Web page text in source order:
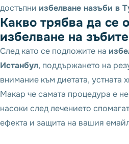
достъпни избелване назъби в
Какво трябва да се о
избелване на зъбите
След като се подложите на
Истанбул, поддържането на
внимание към диетата, устната
Макар че самата процедура е
насоки след лечението
ефекта и защита на вашия